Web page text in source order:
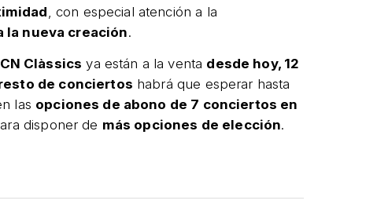
, con especial atención a la
la nueva creación.
Clàssics ya están a la venta desde hoy, 12
de conciertos habrá que esperar hasta
las opciones de abono de 7 conciertos en
disponer de más opciones de elección.